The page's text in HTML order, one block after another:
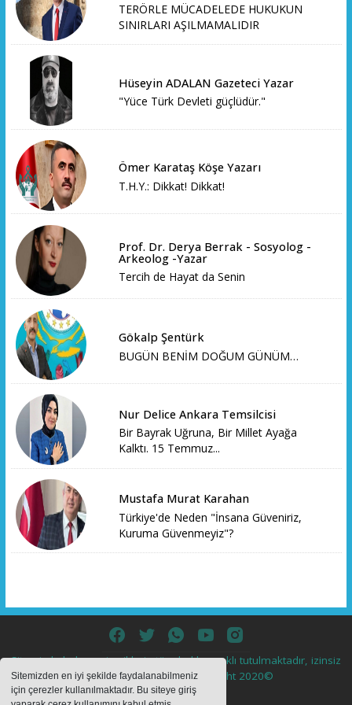
Sitemizden en iyi şekilde faydalanabilmeniz
için çerezler kullanılmaktadır. Bu siteye giriş
TERÖRLE MÜCADELEDE HUKUKUN
SINIRLARI AŞILMAMALIDIR
Hüseyin ADALAN Gazeteci Yazar
"Yüce Türk Devleti güçlüdür."
Ömer Karataş Köşe Yazarı
T.H.Y.: Dikkat! Dikkat!
Prof. Dr. Derya Berrak - Sosyolog -
Arkeolog -Yazar
Tercih de Hayat da Senin
Gökalp Şentürk
BUGÜN BENİM DOĞUM GÜNÜM…
Nur Delice Ankara Temsilcisi
Bir Bayrak Uğruna, Bir Millet Ayağa
Kalktı. 15 Temmuz...
Mustafa Murat Karahan
Türkiye'de Neden "İnsana Güveniriz,
Kuruma Güvenmeyiz"?
Sitemizde bulunan içeriklerin tüm hakları saklı tutulmaktadır, izinsiz
içerikler kullanılamaz. Copyright 2020©